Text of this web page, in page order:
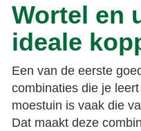
Wortel en
ideale
Een van de eerste
combinaties die je
moestuin is vaak die
Dat maakt deze